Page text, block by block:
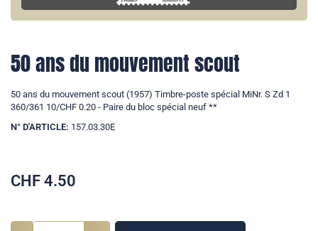
50 ans du mouvement scout
50 ans du mouvement scout (1957) Timbre-poste spécial MiNr. S Zd 1
360/361 10/CHF 0.20 - Paire du bloc spécial neuf **
N° D'ARTICLE: 157.03.30E
CHF 4.50